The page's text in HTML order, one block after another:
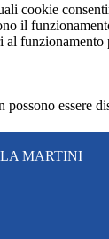
cookie
il
al funzionamento
essere
MARTINI